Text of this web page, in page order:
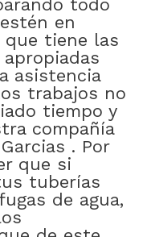
todo
en
que tiene las
asistencia
trabajos no
tiempo y
compañía
. Por
que si
tuberías
de agua,